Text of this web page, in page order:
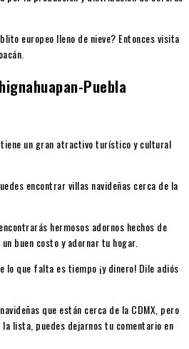
europeo lleno de nieve? Entonces visita
Puebla
tiene un gran atractivo turístico y cultural
encontrar villas navideñas cerca de la
hermosos adornos hechos de
buen costo y adornar tu hogar.
lo que falta es tiempo ¡y dinero! Dile adiós
que están cerca de la CDMX, pero
lista, puedes dejarnos tu comentario en